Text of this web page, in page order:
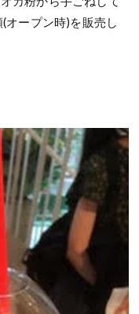
オープン時)を販売し